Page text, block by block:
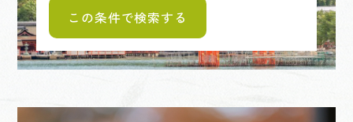
この条件で検索する